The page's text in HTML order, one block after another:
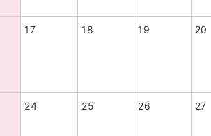
17 18 19 20
24 25 26 27